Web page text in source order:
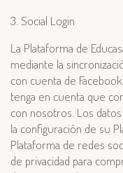
3. Social Login
La Plataforma de
mediante la
con cuenta de
tenga en cuenta que
con nosotros. Los
la configuración de su
Plataforma de redes
de privacidad para